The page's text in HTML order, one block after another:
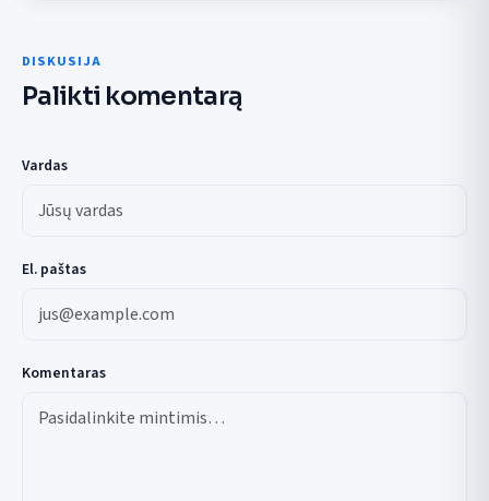
DISKUSIJA
Palikti komentarą
Vardas
El. paštas
Komentaras